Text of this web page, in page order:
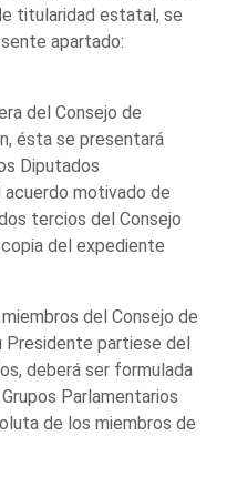
titularidad estatal, se
apartado:
del Consejo de
ésta se presentará
Diputados
motivado de
tercios del Consejo
del expediente
del Consejo de
Presidente partiese del
deberá ser formulada
Parlamentarios
de los miembros de